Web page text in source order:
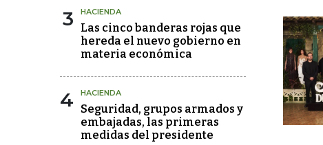
3 HACIENDA
Las cinco banderas rojas que
hereda el nuevo gobierno en
materia económica
4 HACIENDA
Seguridad, grupos armados y
embajadas, las primeras
medidas del presidente